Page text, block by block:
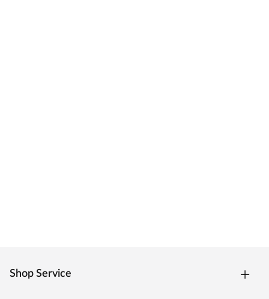
Shop Service